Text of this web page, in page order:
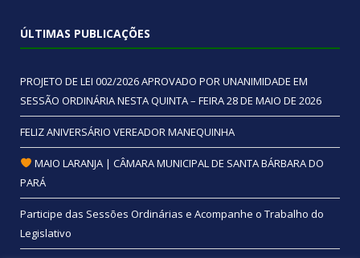
ÚLTIMAS PUBLICAÇÕES
PROJETO DE LEI 002/2026 APROVADO POR UNANIMIDADE EM
SESSÃO ORDINÁRIA NESTA QUINTA – FEIRA 28 DE MAIO DE 2026
FELIZ ANIVERSÁRIO VEREADOR MANEQUINHA
MAIO LARANJA | CÂMARA MUNICIPAL DE SANTA BÁRBARA DO
PARÁ
Participe das Sessões Ordinárias e Acompanhe o Trabalho do
Legislativo